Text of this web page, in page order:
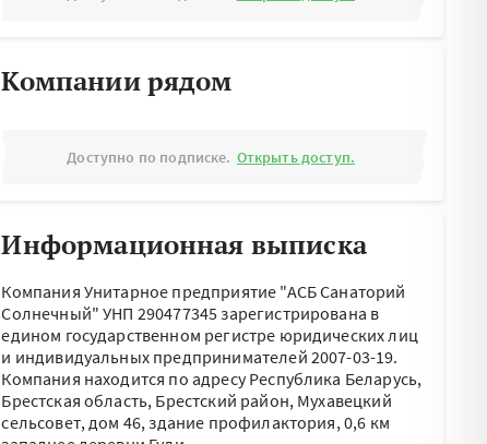
Компании рядом
Доступно по подписке. Открыть доступ.
Информационная выписка
Компания Унитарное предприятие "АСБ Санаторий
Солнечный" УНП 290477345 зарегистрирована в
едином государственном регистре юридических лиц
и индивидуальных предпринимателей 2007-03-19.
Компания находится по адресуРеспублика Беларусь,
Брестская область, Брестский район, Мухавецкий
сельсовет, дом 46, здание профилактория, 0,6 км